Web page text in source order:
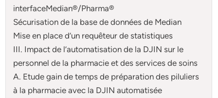
interfaceMedian®/Pharma®
Sécurisation de la base de données de Median
Mise en place d’un requêteur de statistiques
III. Impact de l’automatisation de la DJIN sur le
personnel de la pharmacie et des services de soins
A. Etude gain de temps de préparation des piluliers
à la pharmacie avec la DJIN automatisée